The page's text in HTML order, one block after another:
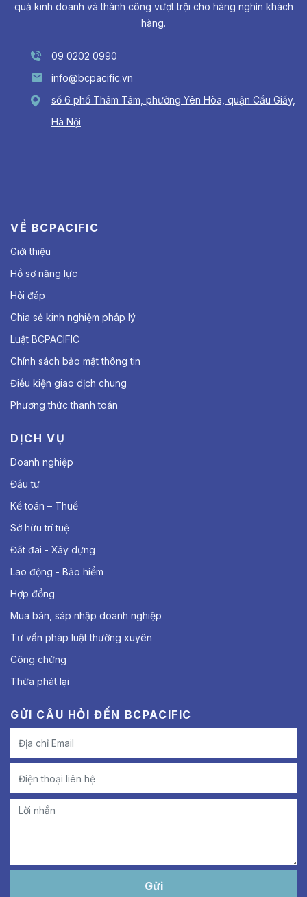
quả kinh doanh và thành công vượt trội cho hàng nghìn khách
hàng.
09 0202 0990
info@bcpacific.vn
số 6 phố Thâm Tâm, phường Yên Hòa, quận Cầu Giấy,
Hà Nội
VỀ BCPACIFIC
Giới thiệu
Hồ sơ năng lực
Hỏi đáp
Chia sẻ kinh nghiệm pháp lý
Luật BCPACIFIC
Chính sách bảo mật thông tin
Điều kiện giao dịch chung
Phương thức thanh toán
DỊCH VỤ
Doanh nghiệp
Đầu tư
Kế toán – Thuế
Sở hữu trí tuệ
Đất đai - Xây dựng
Lao động - Bảo hiểm
Hợp đồng
Mua bán, sáp nhập doanh nghiệp
Tư vấn pháp luật thường xuyên
Công chứng
Thừa phát lại
GỬI CÂU HỎI ĐẾN BCPACIFIC
Gửi